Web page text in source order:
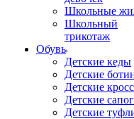
Школьные
Школьный
трикотаж
Обувь
Детские кеды
Детские
Детские
Детские
Детские